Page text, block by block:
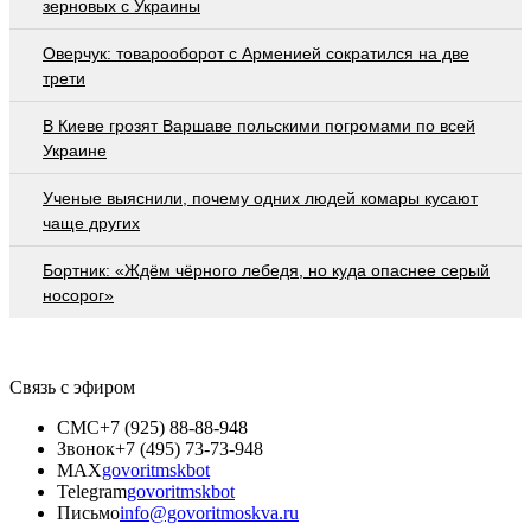
зерновых с Украины
Оверчук: товарооборот с Арменией сократился на две
трети
В Киеве грозят Варшаве польскими погромами по всей
Украине
Ученые выяснили, почему одних людей комары кусают
чаще других
Бортник: «Ждём чёрного лебедя, но куда опаснее серый
носорог»
Связь с эфиром
СМС+7 (925) 88-88-948
Звонок+7 (495) 73-73-948
MAXgovoritmskbot
Telegramgovoritmskbot
Письмоinfo@govoritmoskva.ru